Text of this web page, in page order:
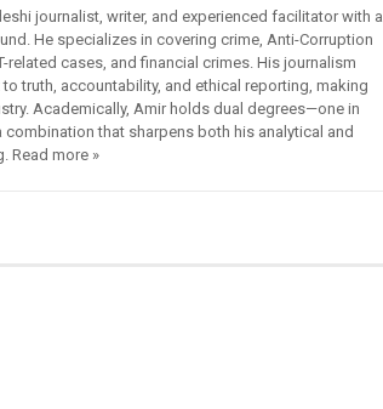
journalist, writer, and experienced facilitator with a
He specializes in covering crime, Anti-Corruption
related cases, and financial crimes. His journalism
truth, accountability, and ethical reporting, making
Academically, Amir holds dual degrees—one in
that sharpens both his analytical and
Read more »